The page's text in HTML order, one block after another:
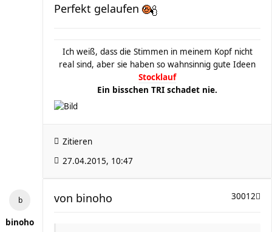
Perfekt gelaufen
Ich weiß, dass die Stimmen in meinem Kopf nicht
real sind, aber sie haben so wahnsinnig gute Ideen
Stocklauf
Ein bisschen TRI schadet nie.
Zitieren
27.04.2015, 10:47
binoho
30012
von binoho